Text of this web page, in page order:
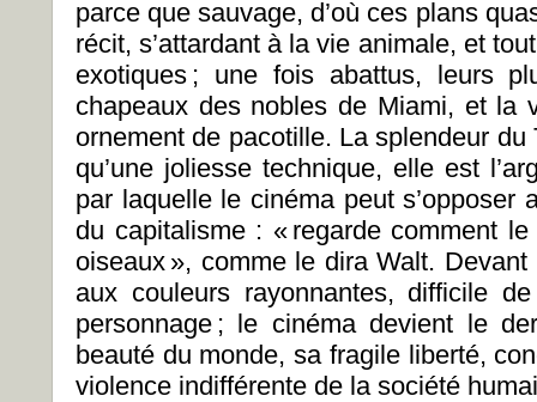
parce que sauvage, d’où ces plans
récit, s’attardant à la vie animale, et
exotiques ; une fois abattus, leurs
chapeaux des nobles de Miami, et la
ornement de pacotille. La splendeur du
qu’une joliesse technique, elle est
par laquelle le cinéma peut s’opposer
du capitalisme : « regarde comment
oiseaux », comme le dira Walt.
aux couleurs rayonnantes, difficile
personnage ; le cinéma devient le
beauté du monde, sa fragile liberté,
violence indifférente de la société